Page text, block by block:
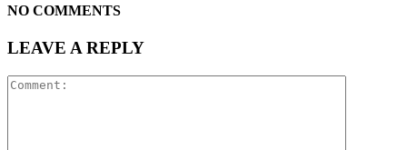
NO COMMENTS
LEAVE A REPLY